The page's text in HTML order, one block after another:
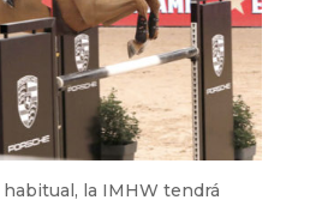
la IMHW tendrá